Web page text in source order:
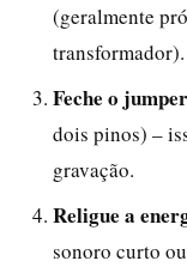
(geralmente
transformador).
Feche o
dois pinos) –
gravação.
Religue a
sonoro curto